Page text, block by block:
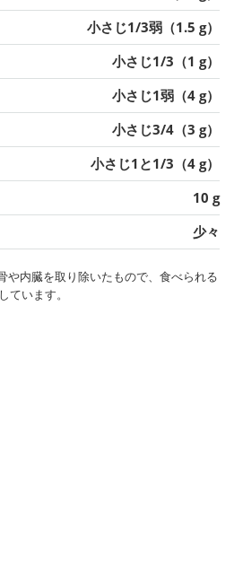
小さじ1/3弱（1.5 g）
小さじ1/3（1 g）
小さじ1弱（4 g）
小さじ3/4（3 g）
小さじ1と1/3（4 g）
10 g
少々
や内臓を取り除いたもので、食べられる
ています。